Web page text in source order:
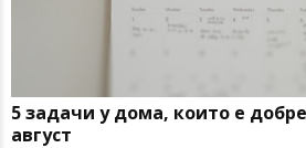
5 задачи у дома, които е
август